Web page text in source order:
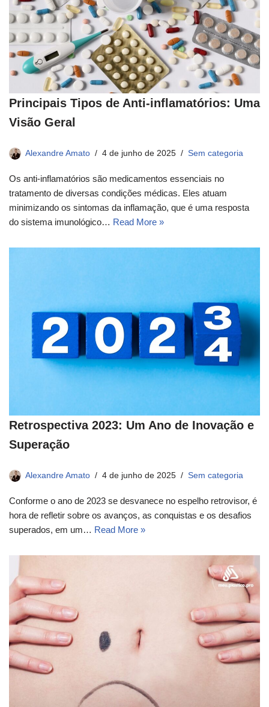
Principais Tipos de Anti-inflamatórios: Uma
Visão Geral
Alexandre Amato 4 de junho de 2025 Sem categoria
Os anti-inflamatórios são medicamentos essenciais no
tratamento de diversas condições médicas. Eles atuam
minimizando os sintomas da inflamação, que é uma resposta
do sistema imunológico… Read More »
Retrospectiva 2023: Um Ano de Inovação e
Superação
Alexandre Amato 4 de junho de 2025 Sem categoria
Conforme o ano de 2023 se desvanece no espelho retrovisor, é
hora de refletir sobre os avanços, as conquistas e os desafios
superados, em um… Read More »